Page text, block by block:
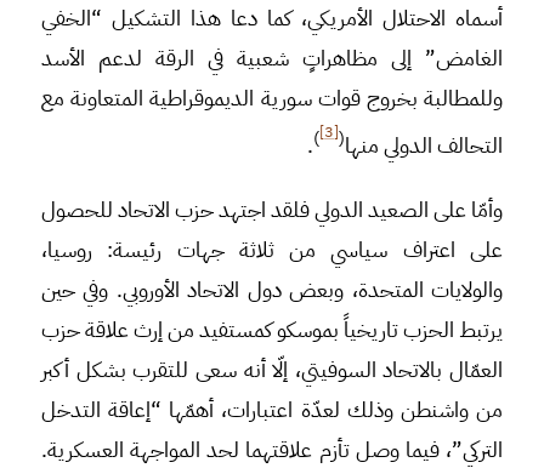
أسماه الاحتلال الأمريكي، كما دعا هذا التشكيل “الخفي
الغامض” إلى مظاهراتٍ شعبية في الرقة لدعم الأسد
وللمطالبة بخروج قوات سورية الديموقراطية المتعاونة مع
التحالف الدولي منها(
[3]
)
.
وأمّا على الصعيد الدولي فلقد اجتهد حزب الاتحاد للحصول
على اعتراف سياسي من ثلاثة جهات رئيسة: روسيا،
والولايات المتحدة، وبعض دول الاتحاد الأوروبي. وفي حين
يرتبط الحزب تاريخياً بموسكو كمستفيد من إرث علاقة حزب
العمّال بالاتحاد السوفيتي، إلّا أنه سعى للتقرب بشكل أكبر
من واشنطن وذلك لعدّة اعتبارات، أهمّها “إعاقة التدخل
التركي”، فيما وصل تأزم علاقتهما لحد المواجهة العسكرية.